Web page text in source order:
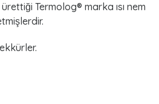
Termolog® marka ısı nem